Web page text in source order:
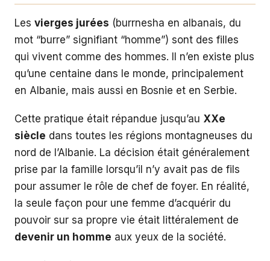
Les vierges jurées (burrnesha en albanais, du
mot “burre” signifiant “homme”) sont des filles
qui vivent comme des hommes. Il n’en existe plus
qu’une centaine dans le monde, principalement
en Albanie, mais aussi en Bosnie et en Serbie.
Cette pratique était répandue jusqu’au XXe
siècle dans toutes les régions montagneuses du
nord de l’Albanie. La décision était généralement
prise par la famille lorsqu’il n’y avait pas de fils
pour assumer le rôle de chef de foyer. En réalité,
la seule façon pour une femme d’acquérir du
pouvoir sur sa propre vie était littéralement de
devenir un homme aux yeux de la société.